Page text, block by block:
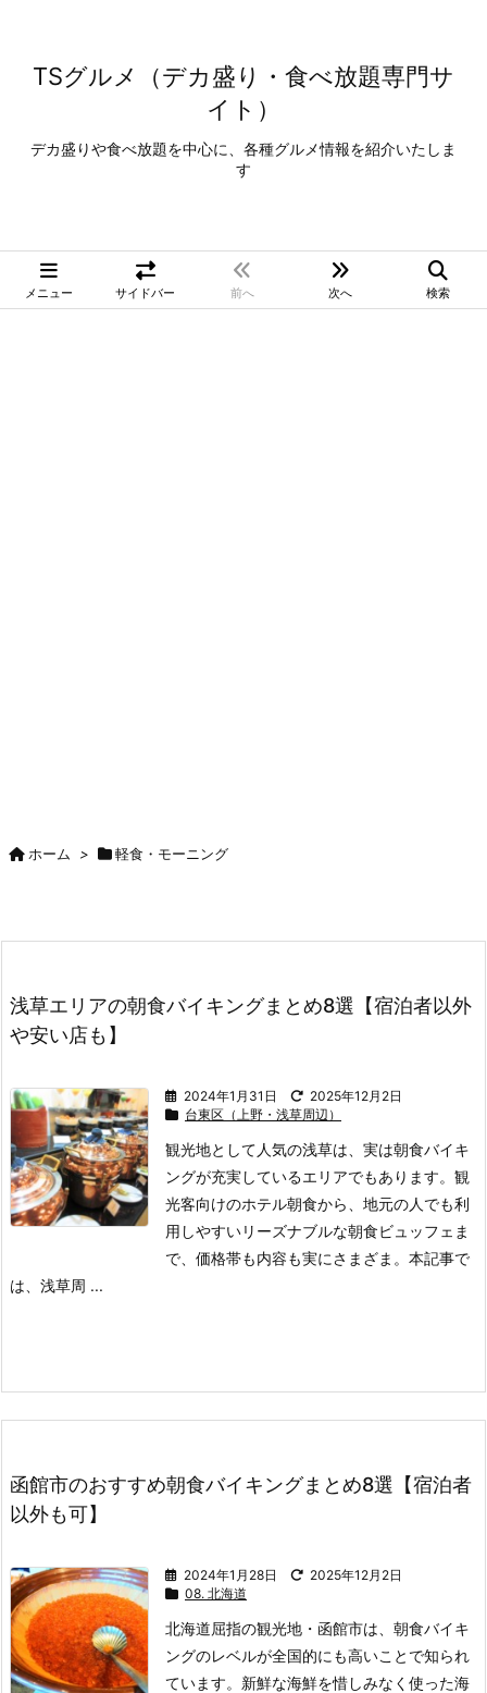
TSグルメ（デカ盛り・食べ放題専門サ
イト）
デカ盛りや食べ放題を中心に、各種グルメ情報を紹介いたしま
す
メニュー サイドバー 前へ 次へ 検索
ホーム > 軽食・モーニング
浅草エリアの朝食バイキングまとめ8選【宿泊者以外
や安い店も】
2024年1月31日
2025年12月2日
台東区（上野・浅草周辺）
観光地として人気の浅草は、実は朝食バイキ
ングが充実しているエリアでもあります。 観
光客向けのホテル朝食から、地元の人でも利
用しやすいリーズナブルな朝食ビュッフェま
で、価格帯も内容も実にさまざま。 本記事で
は、浅草周 ...
函館市のおすすめ朝食バイキングまとめ8選【宿泊者
以外も可】
2024年1月28日
2025年12月2日
08. 北海道
北海道屈指の観光地・函館市は、朝食バイキ
ングのレベルが全国的にも高いことで知られ
ています。 新鮮な海鮮を惜しみなく使った海